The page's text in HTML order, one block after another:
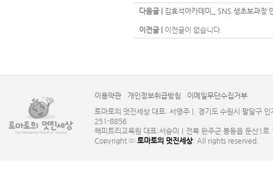
다음글 | 김효석아카데미_ SNS 생초보과정
이전글 | 이전글이 없습니다.
이용약관 개인정보취급방침
이메일무단수집거부
토마토의 멋진세상 대표: 서영주｜ 경기도 수원시 팔달
251-8856
해피트리교육원 대표:서승미｜전북 완주군 봉동읍 둔산
Copyright ⓒ 토마토의 멋진세상. All rights reserved.